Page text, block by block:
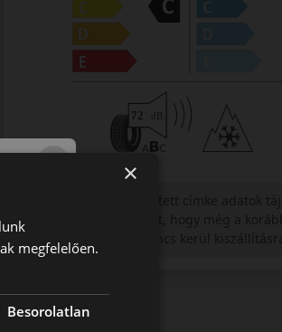
címkével ellátott abroncs kerül kiszállításra.
×
megfelelően.
Besorolatlan